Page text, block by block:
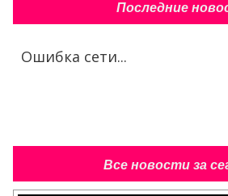
Последние
Ошибка сети...
Все новости за